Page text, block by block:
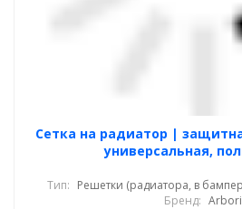
Cетка на радиатор |
универсальная,
Тип: Решетки (радиатора, в
Бренд: Arbori